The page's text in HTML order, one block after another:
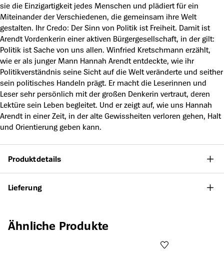
sie die Einzigartigkeit jedes Menschen und plädiert für ein
Miteinander der Verschiedenen, die gemeinsam ihre Welt
gestalten. Ihr Credo: Der Sinn von Politik ist Freiheit. Damit ist
Arendt Vordenkerin einer aktiven Bürgergesellschaft, in der gilt:
Politik ist Sache von uns allen. Winfried Kretschmann erzählt,
wie er als junger Mann Hannah Arendt entdeckte, wie ihr
Politikverständnis seine Sicht auf die Welt veränderte und seither
sein politisches Handeln prägt. Er macht die Leserinnen und
Leser sehr persönlich mit der großen Denkerin vertraut, deren
Lektüre sein Leben begleitet. Und er zeigt auf, wie uns Hannah
Arendt in einer Zeit, in der alte Gewissheiten verloren gehen, Halt
und Orientierung geben kann.
Produktdetails
Lieferung
Produktgalerie überspringen
Ähnliche Produkte